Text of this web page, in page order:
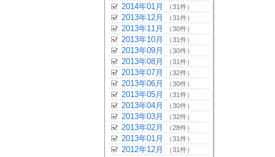
2014年01月 （31件）
2013年12月 （31件）
2013年11月 （30件）
2013年10月 （31件）
2013年09月 （30件）
2013年08月 （31件）
2013年07月 （32件）
2013年06月 （30件）
2013年05月 （31件）
2013年04月 （30件）
2013年03月 （32件）
2013年02月 （28件）
2013年01月 （31件）
2012年12月 （31件）